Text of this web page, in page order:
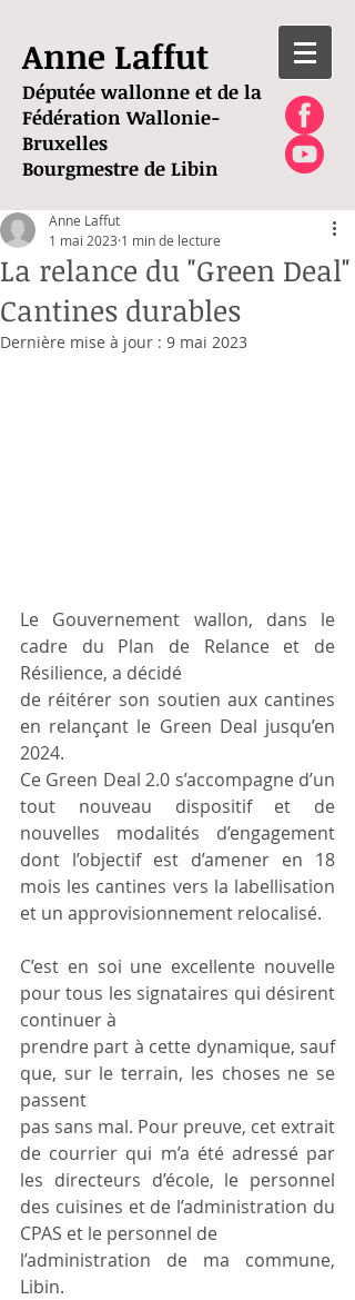
Anne Laffut
Députée wallonne et de la
Fédération Wallonie-
Bruxelles
Bourgmestre de Libin
La relance du "Green Deal"
Cantines durables
Anne Laffut
1 mai 2023 1 min de lecture
Dernière mise à jour : 9 mai 2023
Le Gouvernement wallon, dans le
cadre du Plan de Relance et de
Résilience, a décidé
de réitérer son soutien aux cantines
en relançant le Green Deal jusqu’en
2024.
Ce Green Deal 2.0 s’accompagne d’un
tout nouveau dispositif et de
nouvelles modalités d’engagement
dont l’objectif est d’amener en 18
mois les cantines vers la labellisation
et un approvisionnement relocalisé.
C’est en soi une excellente nouvelle
pour tous les signataires qui désirent
continuer à
prendre part à cette dynamique, sauf
que, sur le terrain, les choses ne se
passent
pas sans mal. Pour preuve, cet extrait
de courrier qui m’a été adressé par
les directeurs d’école, le personnel
des cuisines et de l’administration du
CPAS et le personnel de
l’administration de ma commune,
Libin.